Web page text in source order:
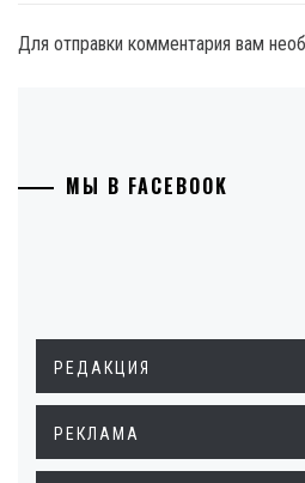
Для отправки комментария вам
МЫ В FACEBOOK
РЕДАКЦИЯ
РЕКЛАМА